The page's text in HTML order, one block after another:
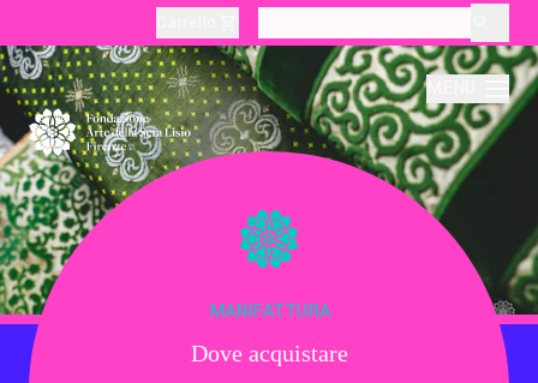
Chi Siamo
Produzione
Didattica
MANIFATTURA
Dove acquistare